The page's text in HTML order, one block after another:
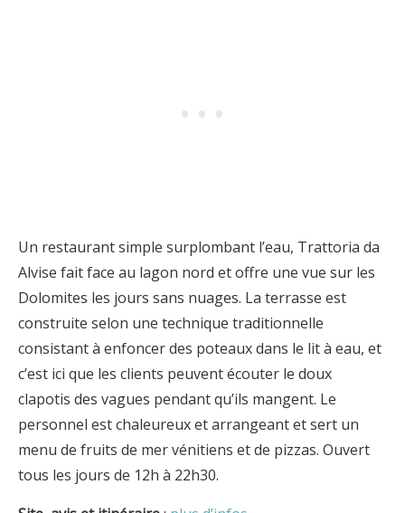
Un restaurant simple surplombant l’eau, Trattoria da
Alvise fait face au lagon nord et offre une vue sur les
Dolomites les jours sans nuages. La terrasse est
construite selon une technique traditionnelle
consistant à enfoncer des poteaux dans le lit à eau, et
c’est ici que les clients peuvent écouter le doux
clapotis des vagues pendant qu’ils mangent. Le
personnel est chaleureux et arrangeant et sert un
menu de fruits de mer vénitiens et de pizzas. Ouvert
tous les jours de 12h à 22h30.